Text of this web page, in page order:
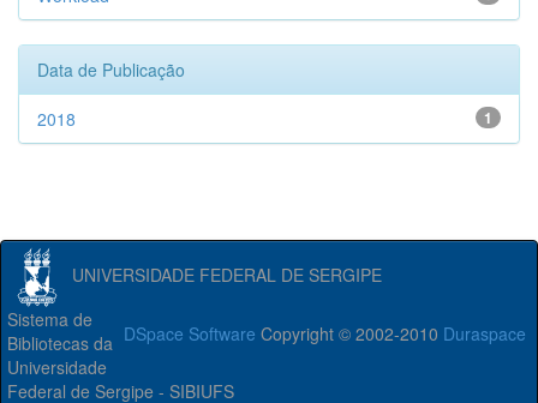
Data de Publicação
1
2018
UNIVERSIDADE FEDERAL DE SERGIPE
DSpace Software Copyright © 2002-2010 Duraspace
Sistema de
Bibliotecas da
Universidade
Federal de Sergipe - SIBIUFS